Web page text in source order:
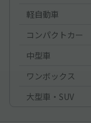
軽自動車
コンパクトカー
中型車
ワンボックス
大型車・SUV